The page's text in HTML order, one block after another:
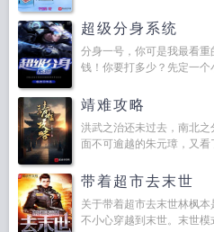
超级分身系统
分身一号，你可是我最看
钱！你要打多少？先定一
靖难攻略
洪武之治还未过去，南北
面不可逾越的朱元璋，又
带着超市去末世
关于带着超市去末世林枫
不小心穿越到末世。末世